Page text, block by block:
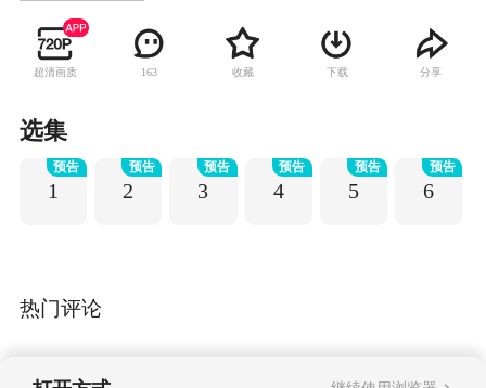
白，汪晴坚持不离婚，带着荳荳离开尹家。为了
追查真相，汪晴吃尽苦头。职场又遭人诬陷，被
迫离职，开起餐馆，汪晴陷入困境，旧爱周凯文
难关。
超清画质 163 收藏 下载 分享
选集
1
预告
2
预告
3
预告
4
预告
5
预告
6
预告
热门评论